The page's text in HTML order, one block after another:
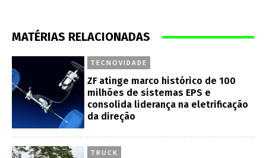
MATÉRIAS RELACIONADAS
TECNOVIDADE
ZF atinge marco histórico de 100
milhões de sistemas EPS e
consolida liderança na eletrificação
da direção
TRUCK